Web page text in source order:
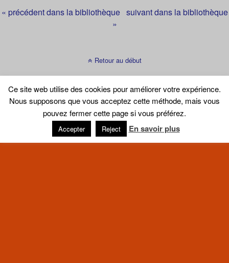
« précédent dans la bibliothèque suivant dans la bibliothèque
»
Retour au début
Mobile Bureau
Ce site web utilise des cookies pour améliorer votre expérience.
Nous supposons que vous acceptez cette méthode, mais vous
pouvez fermer cette page si vous préférez.
Accepter Reject En savoir plus